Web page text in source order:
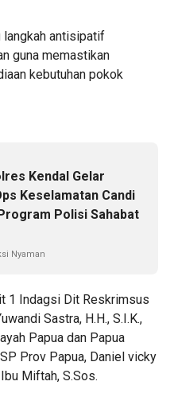
langkah antisipatif
guna memastikan
kebutuhan pokok
Kendal Gelar
Keselamatan Candi
Polisi Sahabat
Nyaman
1 Indagsi Dit Reskrimsus
Sastra, H.H., S.I.K.,
Papua dan Papua
Prov Papua, Daniel vicky
Miftah, S.Sos.